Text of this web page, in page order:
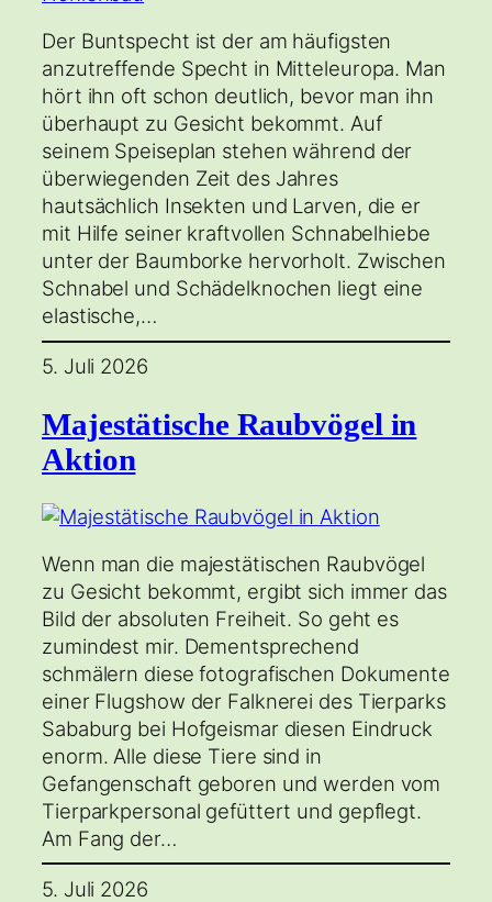
Der Buntspecht ist der am häufigsten
anzutreffende Specht in Mitteleuropa. Man
hört ihn oft schon deutlich, bevor man ihn
überhaupt zu Gesicht bekommt. Auf
seinem Speiseplan stehen während der
überwiegenden Zeit des Jahres
hautsächlich Insekten und Larven, die er
mit Hilfe seiner kraftvollen Schnabelhiebe
unter der Baumborke hervorholt. Zwischen
Schnabel und Schädelknochen liegt eine
elastische,…
5. Juli 2026
Majestätische Raubvögel in
Aktion
Wenn man die majestätischen Raubvögel
zu Gesicht bekommt, ergibt sich immer das
Bild der absoluten Freiheit. So geht es
zumindest mir. Dementsprechend
schmälern diese fotografischen Dokumente
einer Flugshow der Falknerei des Tierparks
Sababurg bei Hofgeismar diesen Eindruck
enorm. Alle diese Tiere sind in
Gefangenschaft geboren und werden vom
Tierparkpersonal gefüttert und gepflegt.
Am Fang der…
5. Juli 2026